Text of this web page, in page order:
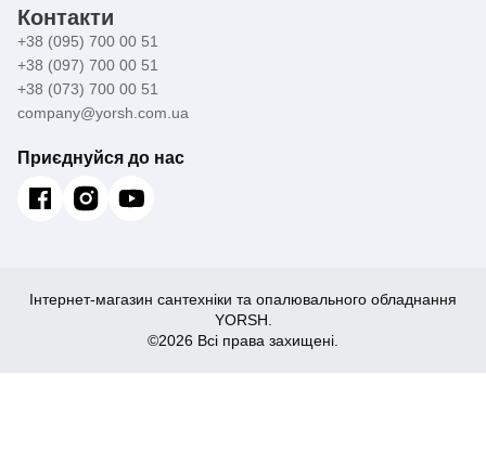
Контакти
+38 (095) 700 00 51
+38 (097) 700 00 51
+38 (073) 700 00 51
company@yorsh.com.ua
Приєднуйся до нас
Інтернет-магазин сантехніки та опалювального обладнання
YORSH.
©2026 Всі права захищені.